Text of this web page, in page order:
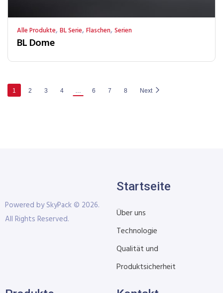
Alle Produkte, BL Serie, Flaschen, Serien
BL Dome
1 2 3 4 6 7 8 Next
Powered by SkyPack © 2026.
All Rights Reserved.
Startseite
Über uns
Technologie
Qualität und
Produktsicherheit